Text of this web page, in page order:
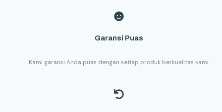
Garansi Puas
Kami garansi Anda puas dengan setiap produk berkualitas kami.